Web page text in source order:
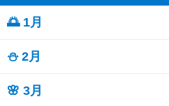
🌅 1月
⛄ 2月
🌸 3月